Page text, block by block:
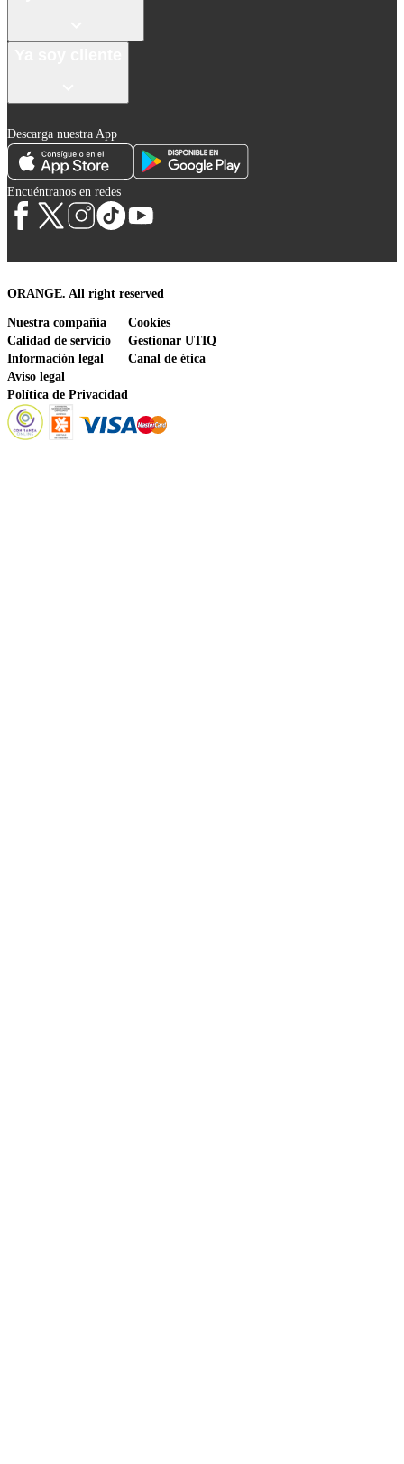
Descarga nuestra App
Encuéntranos en redes
ORANGE. All right reserved
Nuestra compañía
Calidad de servicio
Información legal
Aviso legal
Política de Privacidad
Cookies
Gestionar UTIQ
Canal de ética